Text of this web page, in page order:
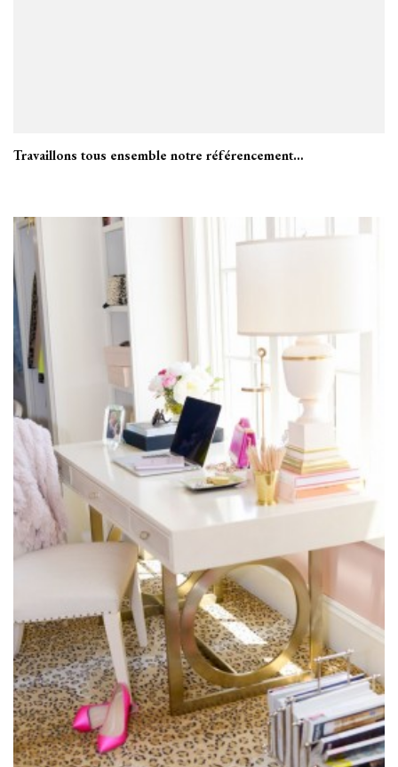
Travaillons tous ensemble notre référencement…